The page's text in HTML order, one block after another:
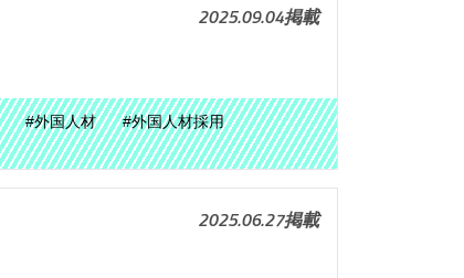
2025.09.04掲載
#外国人材
#外国人材採用
2025.06.27掲載